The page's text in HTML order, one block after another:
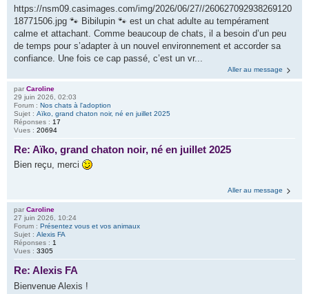
https://nsm09.casimages.com/img/2026/06/27//260627092938269120
18771506.jpg 🐾 Bibilupin 🐾 est un chat adulte au tempérament
calme et attachant. Comme beaucoup de chats, il a besoin d’un peu
de temps pour s’adapter à un nouvel environnement et accorder sa
confiance. Une fois ce cap passé, c’est un vr...
Aller au message
par Caroline
29 juin 2026, 02:03
Forum : Nos chats à l'adoption
Sujet : Aïko, grand chaton noir, né en juillet 2025
Réponses : 17
Vues : 20694
Re: Aïko, grand chaton noir, né en juillet 2025
Bien reçu, merci
Aller au message
par Caroline
27 juin 2026, 10:24
Forum : Présentez vous et vos animaux
Sujet : Alexis FA
Réponses : 1
Vues : 3305
Re: Alexis FA
Bienvenue Alexis !